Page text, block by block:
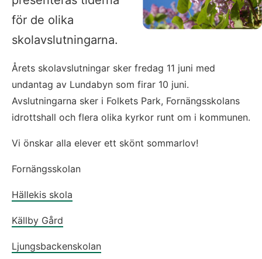
för de olika
skolavslutningarna.
Årets skolavslutningar sker fredag 11 juni med
undantag av Lundabyn som firar 10 juni.
Avslutningarna sker i Folkets Park, Fornängsskolans
idrottshall och flera olika kyrkor runt om i kommunen.
Vi önskar alla elever ett skönt sommarlov!
Fornängsskolan
Hällekis skola
Källby Gård
Ljungsbackenskolan